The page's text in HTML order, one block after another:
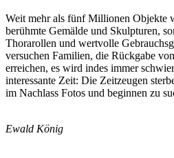
Weit mehr als fünf Millionen Objekte
berühmte Gemälde und Skulpturen,
Thorarollen und wertvolle
versuchen Familien, die Rückgabe
erreichen, es wird indes immer
interessante Zeit: Die Zeitzeugen
im Nachlass Fotos und beginnen zu
Ewald König